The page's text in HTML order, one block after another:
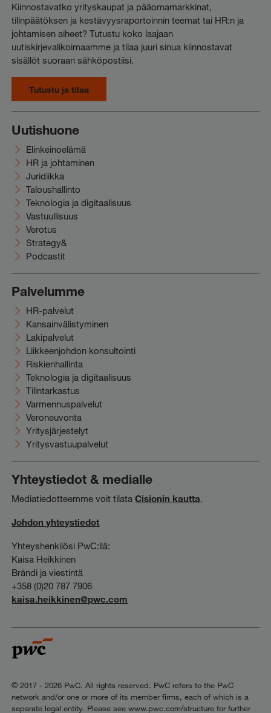
Kiinnostavatko yrityskaupat ja pääomamarkkinat,
tilinpäätöksen ja kestävyysraportoinnin teemat tai HR:n ja
johtamisen aiheet? Tutustu koko laajaan
uutiskirjevalikoimaamme ja tilaa juuri sinua kiinnostavat
sisällöt suoraan sähköpostiisi.
Tutustu ja tilaa
Uutishuone
Elinkeinoelämä
HR ja johtaminen
Juridiikka
Taloushallinto
Teknologia ja digitaalisuus
Vastuullisuus
Verotus
Strategy&
Podcastit
Palvelumme
HR-palvelut
Kansainvälistyminen
Lakipalvelut
Liikkeenjohdon konsultointi
Riskienhallinta
Teknologia ja digitaalisuus
Tilintarkastus
Varmennuspalvelut
Veroneuvonta
Yritysjärjestelyt
Yritysvastuupalvelut
Yhteystiedot & medialle
Mediatiedotteemme voit tilataCisionin kautta.
Johdon yhteystiedot
Yhteyshenkilösi PwC:llä:
Kaisa Heikkinen
Brändi ja viestintä
+358 (0)20 787 7906
kaisa.heikkinen@pwc.com
© 2017 - 2026 PwC. All rights reserved. PwC refers to the PwC
network and/or one or more of its member firms, each of which is a
separate legal entity. Please see www.pwc.com/structure for further